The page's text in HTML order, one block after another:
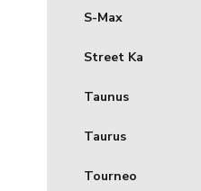
S-Max
Street Ka
Taunus
Taurus
Tourneo